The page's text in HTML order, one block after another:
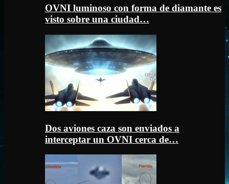
OVNI luminoso con forma de diamante es
visto sobre una ciudad…
Dos aviones caza son enviados a
interceptar un OVNI cerca de…